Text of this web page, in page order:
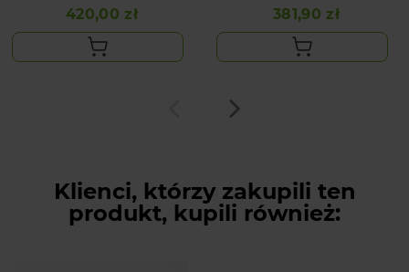
Cena
420,00 zł Cena
381,90 zł
Klienci, którzy zakupili ten
produkt, kupili również: